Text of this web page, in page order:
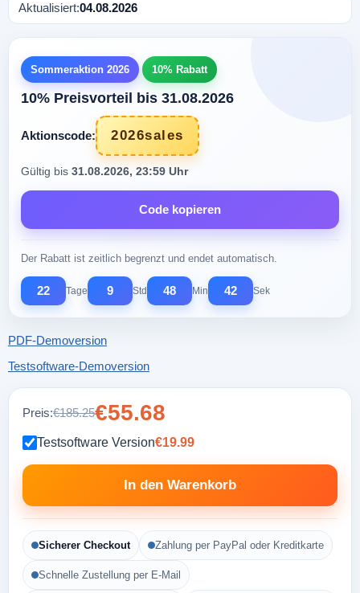
Aktualisiert:04.08.2026
Sommeraktion 2026 10% Rabatt
10% Preisvorteil bis 31.08.2026
Aktionscode: 2026sales
Gültig bis 31.08.2026, 23:59 Uhr
Code kopieren
Der Rabatt ist zeitlich begrenzt und endet automatisch.
22 Tage 9 Std 48 Min 41 Sek
PDF-Demoversion
Testsoftware-Demoversion
Preis:€185.25€55.68
Testsoftware Version€19.99
In den Warenkorb
Sicherer Checkout Zahlung per PayPal oder Kreditkarte
Schnelle Zustellung per E-Mail